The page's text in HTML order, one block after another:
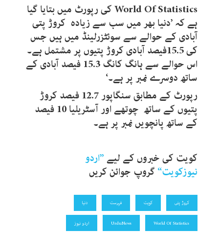
World Of Statisticsکی رپورٹ میں بتایا گیا
ہے کہ ’دنیا بھر میں سب سے زیادہ کروڑ پتی
آبادی کے حوالے سے سوئٹزرلینڈ میں ہیں جس
کی 15.5فیصد آبادی کروڑ پتیوں پر مشتمل ہے۔
اس حوالے سے ہانگ کانگ 15.3 فیصد آبادی کے
ساتھ دوسرے نمبر پر ہے۔‘
رپورٹ کے مطابق سنگاپور 12.7 فیصد کروڑ
پتیوں کے ساتھ چوتھے اور آسٹریلیا 10 فیصد
کے ساتھ پانچویں نمبر پر ہے۔
کویت کی خبروں کے لیے”اردو
نیوزکویت“گروپ جوائن کریں
کروڑ پتی کویت فہرست دنیا
World Of Statistics
UrduNews اردو نیوز